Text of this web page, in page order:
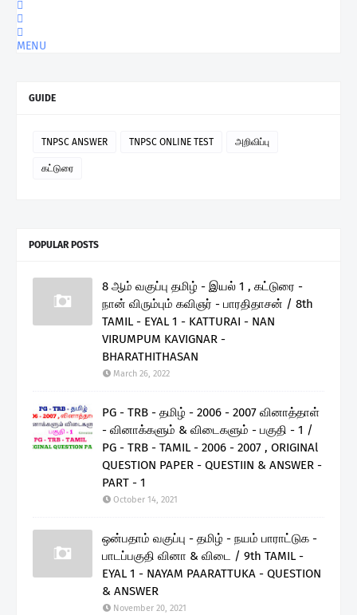
MENU
GUIDE
TNPSC ANSWER TNPSC ONLINE TEST அறிவிப்பு
கட்டுரை
POPULAR POSTS
8 ஆம் வகுப்பு தமிழ் - இயல் 1 , கட்டுரை -
நான் விரும்பும் கவிஞர் - பாரதிதாசன் / 8th
TAMIL - EYAL 1 - KATTURAI - NAN
VIRUMPUM KAVIGNAR -
BHARATHITHASAN
March 26, 2022
PG - TRB - தமிழ் - 2006 - 2007 வினாத்தாள்
- வினாக்களும் & விடைகளும் - பகுதி - 1 /
PG - TRB - TAMIL - 2006 - 2007 , ORIGINAl
QUESTION PAPER - QUESTIIN & ANSWER -
PART - 1
October 14, 2021
ஒன்பதாம் வகுப்பு - தமிழ் - நயம் பாராட்டுக -
பாடப்பகுதி வினா & விடை / 9th TAMIL -
EYAL 1 - NAYAM PAARATTUKA - QUESTION
& ANSWER
November 20, 2021